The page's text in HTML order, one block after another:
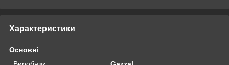
Характеристики
Основні